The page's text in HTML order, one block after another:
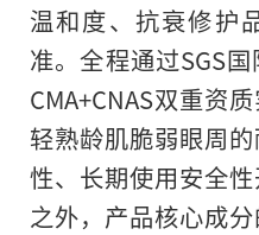
温和度、抗衰修护
准。全程通过SGS
CMA+CNAS双重资
轻熟龄肌脆弱眼周
性、长期使用安全
之外，产品核心成